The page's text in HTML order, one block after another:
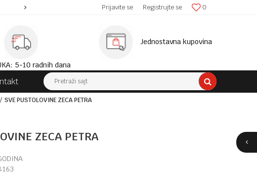
SIGURNA ISPORUKA! 0
Prijavite se Registrujte se
5-10 radnih dana
Jednostavna kupovina
Pretraži sajt
SVE PUSTOLOVINE ZECA PETRA
ZECA PETRA